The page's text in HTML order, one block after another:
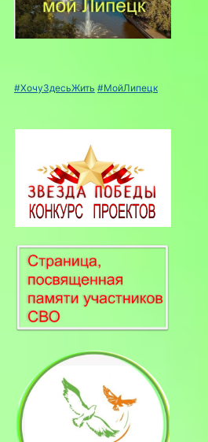
#ХочуЗдесьЖить #МойЛипецк